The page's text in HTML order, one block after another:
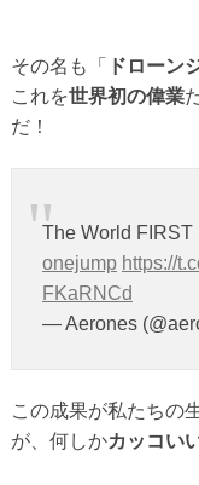
その名も「 ドローン
これを世界初の偉業
だ！
The World FIRST
onejump https://
FKaRNCd
— Aerones
この成果が私たちの
が、何しかカッコい